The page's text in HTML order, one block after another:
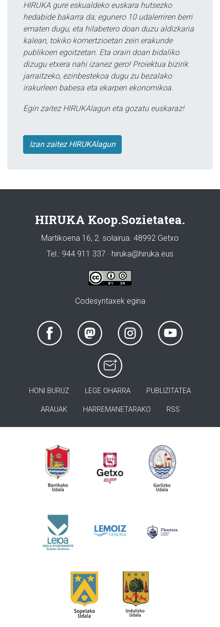
HIRUKA gure eskualdeko euskara hutsezko
hedabide bakarra da; egunero 10 udalerriren berri
ematen dugu, eta hilabetero doan duzu aldizkaria
kalean, tokiko komertzioetan zein erakunde
publikoen egoitzetan. Eta orain doan bidaliko
dizugu etxera nahi izanez gero! Proiektua bizirik
jarraitzeko, ezinbestekoa dugu zu bezalako
irakurleen babesa eta ekarpen ekonomikoa.
Egin zaitez HIRUKAlagun eta gozatu euskaraz!
Izan zaitez HIRUKAlagun
HIRUKA Koop.Sozietatea.
Martikoena 16, 2. solairua. 48992 Getxo
Tel.: 944 911 337 · hiruka@hiruka.eus
Codesyntaxek egina
HONI BURUZ LEGE OHARRA PUBLIZITATEA
ARAUAK HARREMANETARAKO RSS